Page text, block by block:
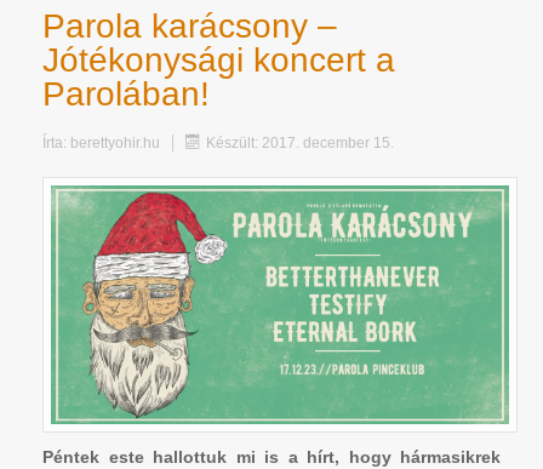
Parola karácsony –
Jótékonysági koncert a
Parolában!
Írta: berettyohir.hu Készült: 2017. december 15.
Péntek este hallottuk mi is a hírt, hogy hármasikrek